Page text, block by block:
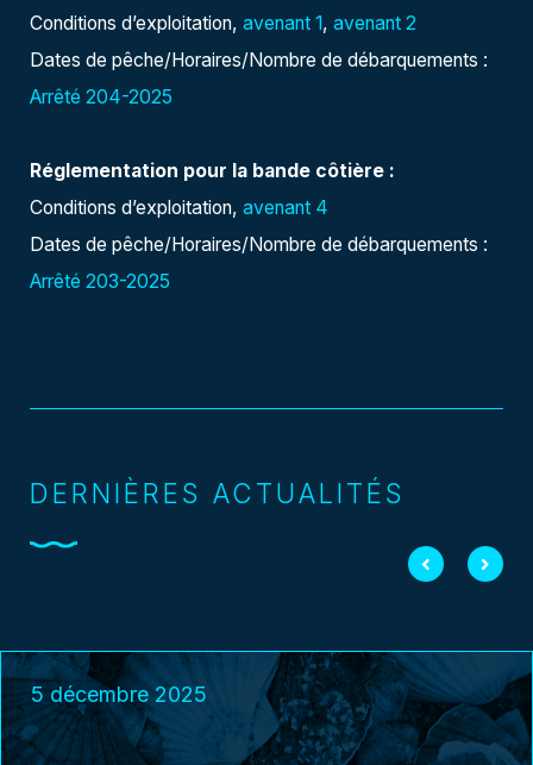
Conditions d’exploitation, avenant 1, avenant 2
Dates de pêche/Horaires/Nombre de débarquements :
Arrêté 204-2025
Réglementation pour la bande côtière :
Conditions d’exploitation, avenant 4
Dates de pêche/Horaires/Nombre de débarquements :
Arrêté 203-2025
DERNIÈRES ACTUALITÉS
5 décembre 2025